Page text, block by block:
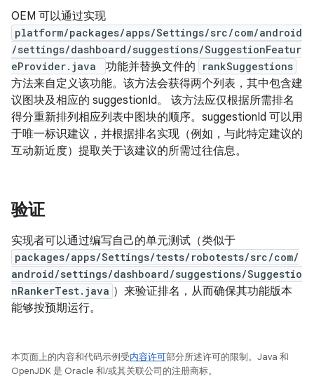
OEM 可以通过实现
platform/packages/apps/Settings/src/com/android
/settings/dashboard/suggestions/SuggestionFeatur
eProvider.java
功能并替换文件的 rankSuggestions
方法来自定义该功能。该方法会获得两个列表，其中包含建
议图块及相应的 suggestionId。 该方法应仅根据所需排名
得分重新排列相应列表中图块的顺序。suggestionId 可以用
于唯一标识建议，并根据排名实现（例如，与此特定建议的
互动新近度）提取关于该建议的所需过往信息。
验证
实现者可以通过编写自己的单元测试（类似于
packages/apps/Settings/tests/robotests/src/com/
android/settings/dashboard/suggestions/Suggestio
nRankerTest.java ）来验证排名，从而确保其功能版本
能够按预期运行。
本页面上的内容和代码示例受内容许可部分所述许可的限制。Java 和
OpenJDK 是 Oracle 和/或其关联公司的注册商标。